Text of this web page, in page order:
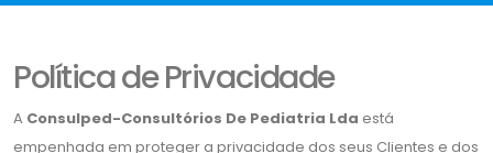
Política de Privacidade
A Consulped-Consultórios De Pediatria Lda está
empenhada em proteger a privacidade dos seus Clientes e dos